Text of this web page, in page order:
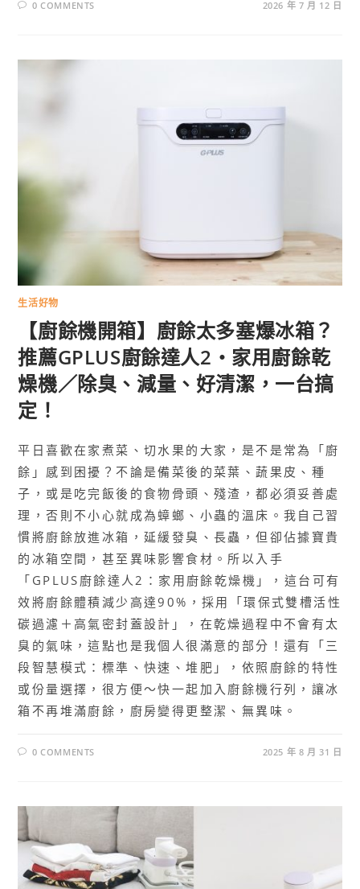
0 COMMENTS 2026 年 7 月 12 日
生活好物
【廚餘機開箱】廚餘太多塞爆冰箱？
推薦GPLUS廚餘達人2・家用廚餘乾
燥機／除臭、減量、好清潔，一台搞
定！
平日喜歡在家煮菜、切水果的大家，是不是常為「廚
餘」感到困擾？不論是備菜後的菜葉、蔬果皮、種
子，或是吃完飯後的食物骨頭、殘渣，都必須妥善處
理，否則不小心就成為蟑螂、小蟲的溫床。我自己習
慣將廚餘放進冰箱，延緩發臭、長蟲，但卻佔據寶貴
的冰箱空間，甚至異味影響食材。所以入手
「GPLUS廚餘達人2：家用廚餘乾燥機」，這台可有
效將廚餘體積減少高達90%，採用「環保式雙槽活性
碳過濾＋高氣密封蓋​設計」，在乾燥過程中不會有太
臭的氣味，這點也是我個人很滿意的部分！還有「三
段智慧模式：標準、快速、堆肥」，依照廚餘的特性
或份量選擇，很方便～快一起加入廚餘機行列，讓冰
箱不再堆滿廚餘，廚房變得更整潔、無異味。
0 COMMENTS 2025 年 8 月 31 日